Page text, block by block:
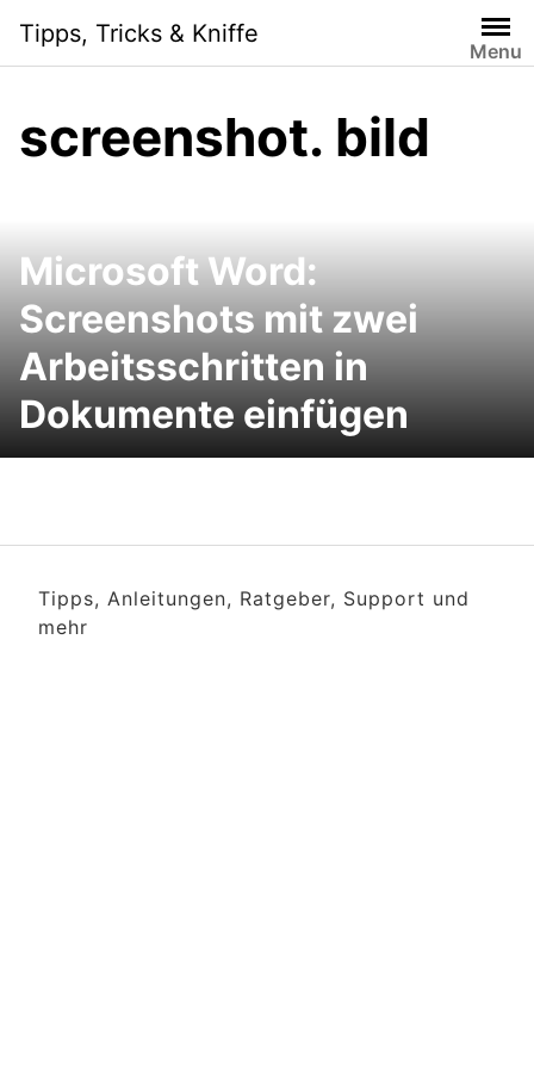
content
Tipps, Tricks & Kniffe
Menu
screenshot. bild
Microsoft Word:
Screenshots mit zwei
Arbeitsschritten in
Dokumente einfügen
Tipps, Anleitungen, Ratgeber, Support und
mehr